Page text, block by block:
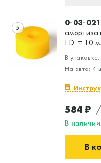
5 0-03-021
I.D. = 10
В
На авто: 4
584 ₽
В наличии
В